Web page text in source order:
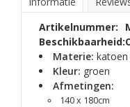
Artikelnummer:
Beschikbaarheid:
Materie:
Kleur: groen
Afmetingen:
140 x 180cm